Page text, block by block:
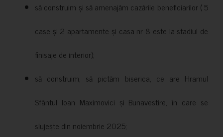
să construim și să amenajăm cazările beneficiarilor ( 5
case și 2 apartamente și casa nr 8 este la stadiul de
finisaje de interior);
să construim, să pictăm biserica, ce are Hramul
Sfântul Ioan Maximovici și Bunavestire, în care se
slujește din noiembrie 2025;